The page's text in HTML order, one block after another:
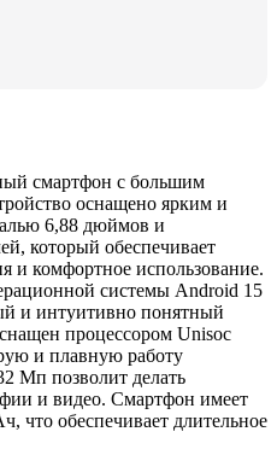
смартфон с большим
оснащено ярким и
6,88 дюймов и
который обеспечивает
и комфортное использование.
системы Android 15
и интуитивно понятный
процессором Unisoc
и плавную работу
Мп позволит делать
и видео. Смартфон имеет
что обеспечивает длительное